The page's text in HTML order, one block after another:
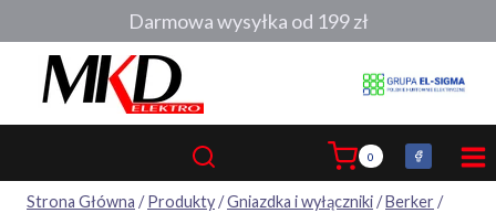
do
0
Strona Główna / Produkty/Gniazdka i wyłączniki/Berker /
Darmowa wysyłka od 199 zł